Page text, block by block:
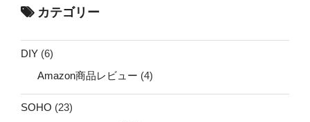
カテゴリー
DIY (6)
Amazon商品レビュー (4)
SOHO (23)